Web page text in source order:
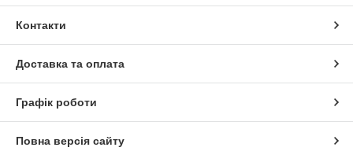
Контакти
Доставка та оплата
Графік роботи
Повна версія сайту